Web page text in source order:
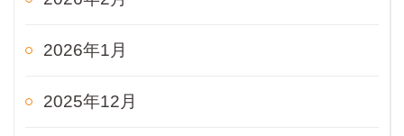
2026年1月
2025年12月